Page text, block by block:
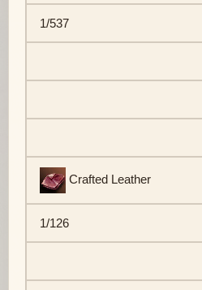
1/537
Crafted Leather
1/126